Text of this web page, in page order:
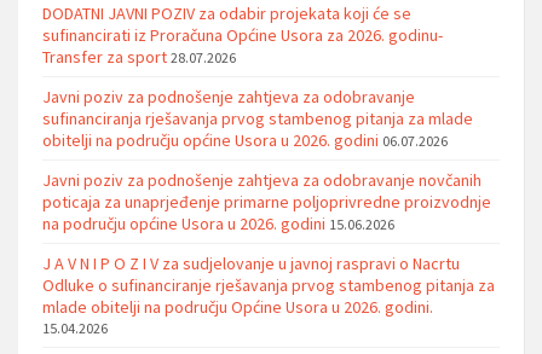
DODATNI JAVNI POZIV za odabir projekata koji će se
sufinancirati iz Proračuna Općine Usora za 2026. godinu-
Transfer za sport 28.07.2026
Javni poziv za podnošenje zahtjeva za odobravanje
sufinanciranja rješavanja prvog stambenog pitanja za mlade
obitelji na području općine Usora u 2026. godini 06.07.2026
Javni poziv za podnošenje zahtjeva za odobravanje novčanih
poticaja za unaprjeđenje primarne poljoprivredne proizvodnje
na području općine Usora u 2026. godini 15.06.2026
J A V N I P O Z I V za sudjelovanje u javnoj raspravi o Nacrtu
Odluke o sufinanciranje rješavanja prvog stambenog pitanja za
mlade obitelji na području Općine Usora u 2026. godini.
15.04.2026